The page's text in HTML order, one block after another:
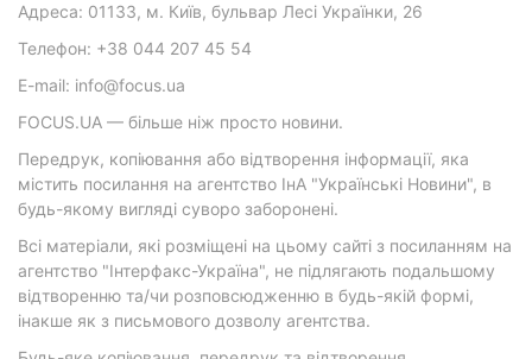
Адреса: 01133, м. Київ, бульвар Лесі Українки, 26
Телефон: +38 044 207 45 54
E-mail: info@focus.ua
FOCUS.UA — більше ніж просто новини.
Передрук, копіювання або відтворення інформації, яка
містить посилання на агентство ІнА "Українські Новини", в
будь-якому вигляді суворо заборонені.
Всі матеріали, які розміщені на цьому сайті з посиланням на
агентство "Інтерфакс-Україна", не підлягають подальшому
відтворенню та/чи розповсюдженню в будь-якій формі,
інакше як з письмового дозволу агентства.